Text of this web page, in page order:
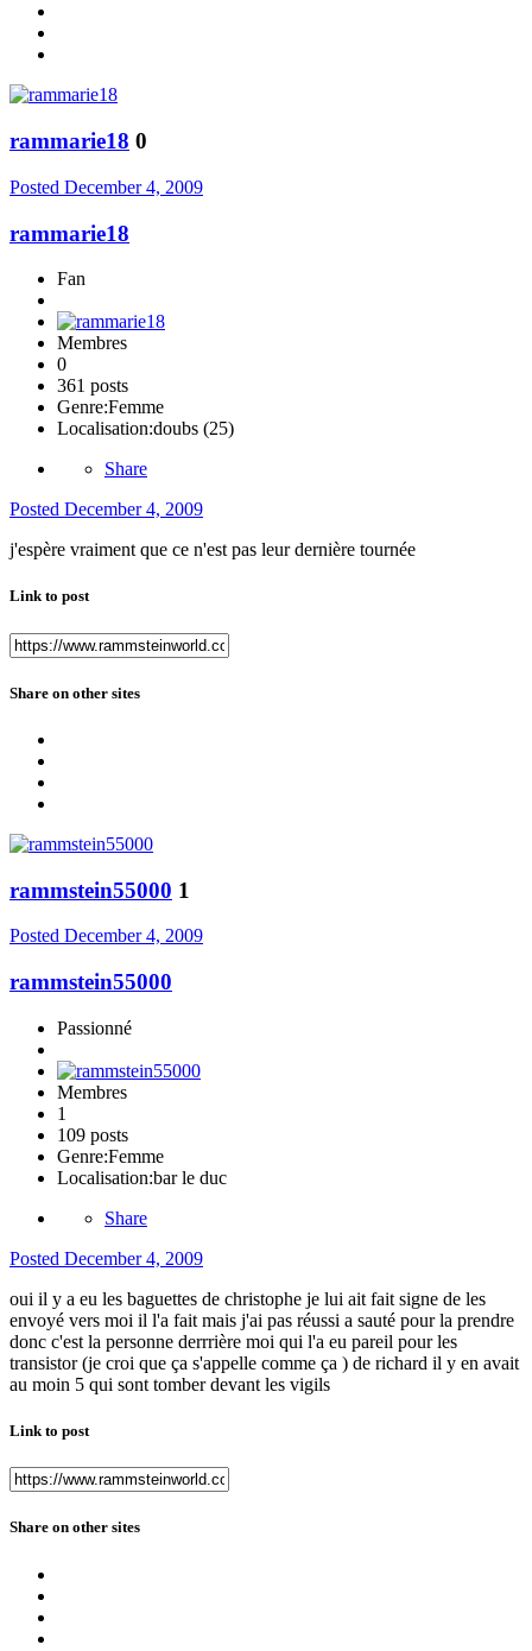
rammarie18 0
Posted December 4, 2009
rammarie18
Fan
Membres
0
361 posts
Genre:Femme
Localisation:doubs (25)
Share
Posted December 4, 2009
j'espère vraiment que ce n'est pas leur dernière tournée
Link to post
Share on other sites
rammstein55000 1
Posted December 4, 2009
rammstein55000
Passionné
Membres
1
109 posts
Genre:Femme
Localisation:bar le duc
Share
Posted December 4, 2009
oui il y a eu les baguettes de christophe je lui ait fait signe de les
envoyé vers moi il l'a fait mais j'ai pas réussi a sauté pour la prendre
donc c'est la personne derrrière moi qui l'a eu pareil pour les
transistor (je croi que ça s'appelle comme ça ) de richard il y en avait
au moin 5 qui sont tomber devant les vigils
Link to post
Share on other sites